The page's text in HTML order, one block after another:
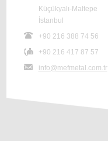
Küçükyalı-Maltepe
İstanbul
+90 216 388 74 56
+90 216 417 87 57
info@mefmetal.com.tr